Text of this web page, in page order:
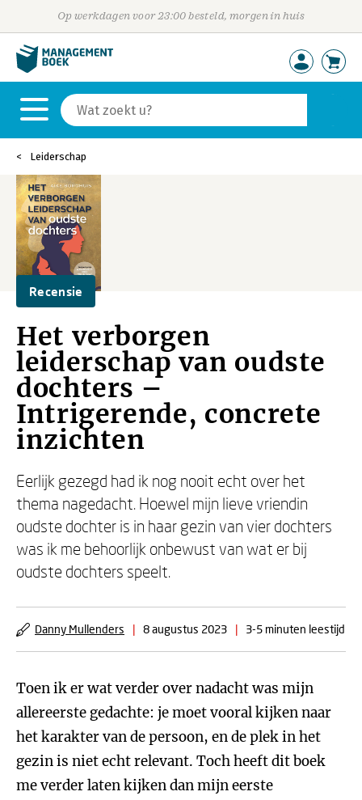
Op werkdagen voor 23:00 besteld, morgen in huis
Leiderschap
Recensie
Het verborgen
leiderschap van oudste
dochters –
Intrigerende, concrete
inzichten
Eerlijk gezegd had ik nog nooit echt over het
thema nagedacht. Hoewel mijn lieve vriendin
oudste dochter is in haar gezin van vier dochters
was ik me behoorlijk onbewust van wat er bij
oudste dochters speelt.
Danny Mullenders | 8 augustus 2023 | 3-5 minuten leestijd
Toen ik er wat verder over nadacht was mijn
allereerste gedachte: je moet vooral kijken naar
het karakter van de persoon, en de plek in het
gezin is niet echt relevant. Toch heeft dit boek
me verder laten kijken dan mijn eerste